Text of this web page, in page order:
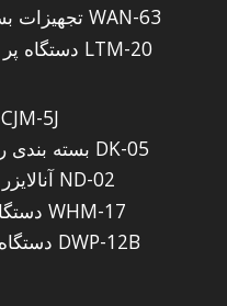
تجهیزات بسته بندی اتوماتیک گلوله WAN-63
دستگاه پر کننده کپسول اتوماتیک LTM-20
اکسترودر CJM-5J
بسته بندی ردیاب نقاله الکترونیکی DK-05
آنالایزر ویسکوزیته ژلاتین ND-02
دستگاه برش چاقو کروی WHM-17
دستگاه برچسب زدن چسب DWP-12B